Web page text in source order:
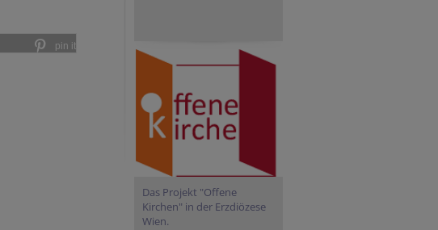
pin it
Das Projekt "Offene
Kirchen" in der Erzdiözese
Wien.